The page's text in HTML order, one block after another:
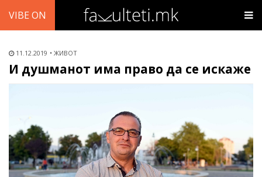
VIBE ON
11.12.2019 ЖИВОТ
И душманот има право да се искаже